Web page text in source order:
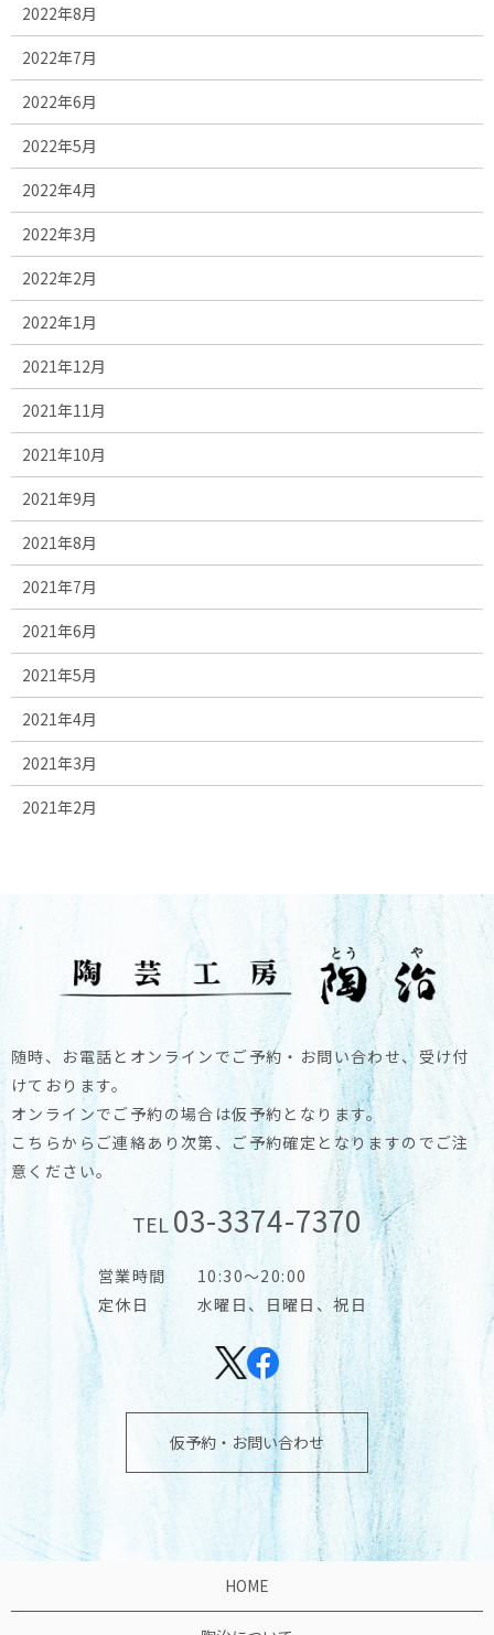
2022年8月
2022年7月
2022年6月
2022年5月
2022年4月
2022年3月
2022年2月
2022年1月
2021年12月
2021年11月
2021年10月
2021年9月
2021年8月
2021年7月
2021年6月
2021年5月
2021年4月
2021年3月
2021年2月
随時、お電話とオンラインでご予約・お問い合わせ、受け付
けております。
オンラインでご予約の場合は仮予約となります。
こちらからご連絡あり次第、ご予約確定となりますのでご注
意ください。
TEL03-3374-7370
営業時間
10:30～20:00
定休日
水曜日、日曜日、祝日
仮予約・お問い合わせ
HOME